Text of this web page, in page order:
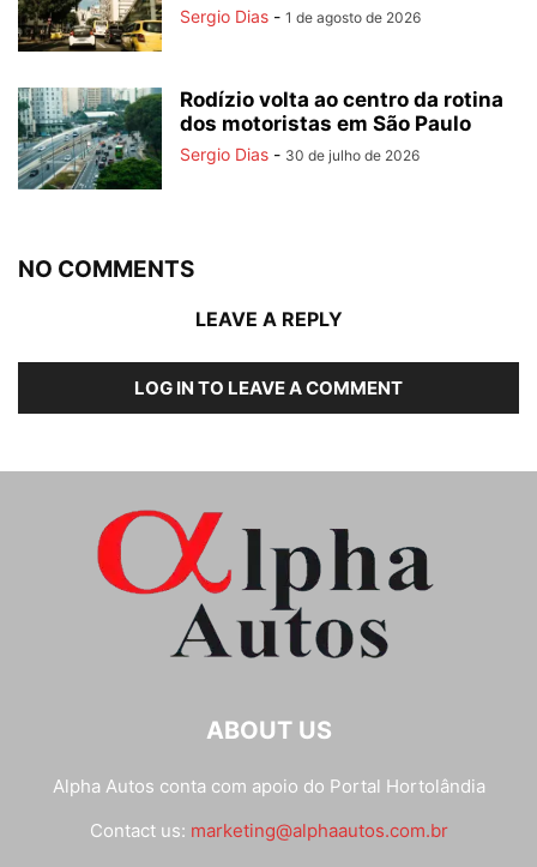
Sergio Dias - 1 de agosto de 2026
Rodízio volta ao centro da rotina
dos motoristas em São Paulo
Sergio Dias - 30 de julho de 2026
NO COMMENTS
LEAVE A REPLY
LOG IN TO LEAVE A COMMENT
ABOUT US
Alpha Autos conta com apoio do Portal Hortolândia
Contact us: marketing@alphaautos.com.br